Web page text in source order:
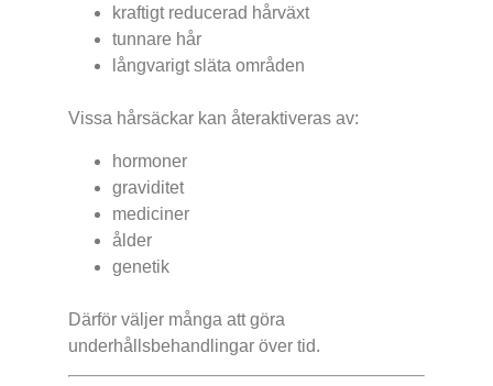
kraftigt reducerad hårväxt
tunnare hår
långvarigt släta områden
Vissa hårsäckar kan återaktiveras av:
hormoner
graviditet
mediciner
ålder
genetik
Därför väljer många att göra
underhållsbehandlingar över tid.